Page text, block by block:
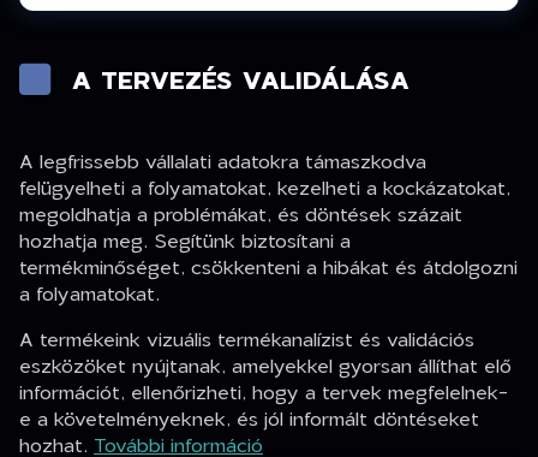
A TERVEZÉS VALIDÁLÁSA
A legfrissebb vállalati adatokra támaszkodva
felügyelheti a folyamatokat, kezelheti a kockázatokat,
megoldhatja a problémákat, és döntések százait
hozhatja meg. Segítünk biztosítani a
termékminőséget, csökkenteni a hibákat és átdolgozni
a folyamatokat.
A termékeink vizuális termékanalízist és validációs
eszközöket nyújtanak, amelyekkel gyorsan állíthat elő
információt, ellenőrizheti, hogy a tervek megfelelnek-
e a követelményeknek, és jól informált döntéseket
hozhat. További információ